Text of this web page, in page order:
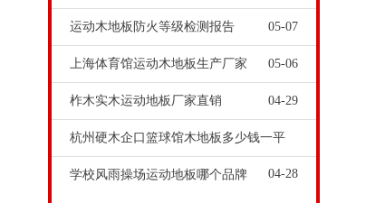
运动木地板防火等级检测报告 05-07
上海体育馆运动木地板生产厂家 05-06
柞木实木运动地板厂家直销 04-29
杭州硬木企口篮球馆木地板多少钱一平
04-28
学校风雨操场运动地板哪个品牌